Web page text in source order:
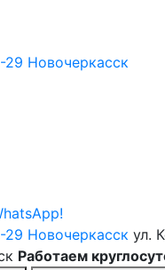
29 Новочеркасск
29 Новочеркасск ул.
Работаем